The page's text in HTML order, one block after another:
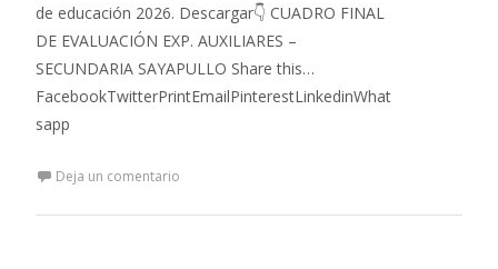
de educación 2026. Descargar👇 CUADRO FINAL
DE EVALUACIÓN EXP. AUXILIARES –
SECUNDARIA SAYAPULLO Share this…
FacebookTwitterPrintEmailPinterestLinkedinWhat
sapp
Deja un comentario